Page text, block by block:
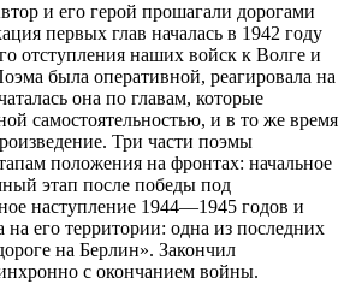
и его герой прошагали дорогами
первых глав началась в 1942 году
отступления наших войск к Волге и
была оперативной, реагировала на
она по главам, которые
самостоятельностью, и в то же время
Три части поэмы
положения на фронтах: начальное
этап после победы под
наступление 1944—1945 годов и
на его территории: одна из последних
на Берлин». Закончил
с окончанием войны.